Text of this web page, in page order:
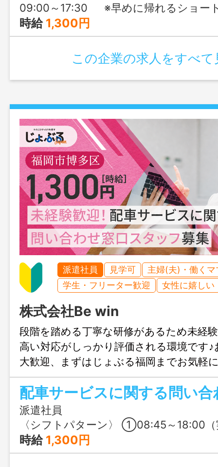
09:00～17:30 ※早めに帰れるショートタイ
時給 1,300円
この企業の求人をすべて
派遣社員 見学可
主婦(夫)・働くマ
学生・フリーター歓迎
女性に嬉しい
株式会社Be win
段階を踏める丁寧な研修があるため未経
高い対応がしっかり評価される環境です
大歓迎、まずはじょぶる福岡までお気軽
い。
派遣社員
〈シフトパターン〉 ①08:45～18:00（実働8時間） ②09:45
時給 1,300円